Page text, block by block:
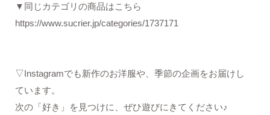
▼同じカテゴリの商品はこちら
https://www.sucrier.jp/categories/1737171
▽Instagramでも新作のお洋服や、季節の企画をお届けし
ています。
次の「好き」を見つけに、ぜひ遊びにきてください♪